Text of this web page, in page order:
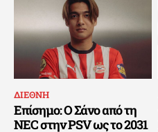
ΔΙΕΘΝΗ
Επίσημο: Ο Σάνο από τη
NEC στην PSV ως το 2031